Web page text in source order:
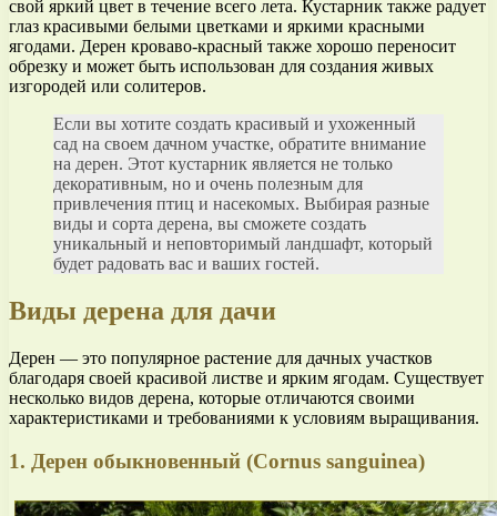
свой яркий цвет в течение всего лета. Кустарник также радует
глаз красивыми белыми цветками и яркими красными
ягодами. Дерен кроваво-красный также хорошо переносит
обрезку и может быть использован для создания живых
изгородей или солитеров.
Если вы хотите создать красивый и ухоженный
сад на своем дачном участке, обратите внимание
на дерен. Этот кустарник является не только
декоративным, но и очень полезным для
привлечения птиц и насекомых. Выбирая разные
виды и сорта дерена, вы сможете создать
уникальный и неповторимый ландшафт, который
будет радовать вас и ваших гостей.
Виды дерена для дачи
Дерен — это популярное растение для дачных участков
благодаря своей красивой листве и ярким ягодам. Существует
несколько видов дерена, которые отличаются своими
характеристиками и требованиями к условиям выращивания.
1. Дерен обыкновенный (Cornus sanguinea)